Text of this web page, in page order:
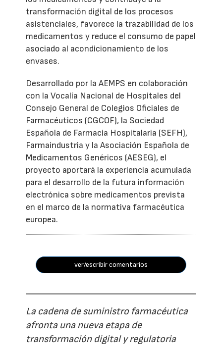
transformación digital de los procesos
asistenciales, favorece la trazabilidad de los
medicamentos y reduce el consumo de papel
asociado al acondicionamiento de los
envases.
Desarrollado por la AEMPS en colaboración
con la Vocalía Nacional de Hospitales del
Consejo General de Colegios Oficiales de
Farmacéuticos (CGCOF), la Sociedad
Española de Farmacia Hospitalaria (SEFH),
Farmaindustria y la Asociación Española de
Medicamentos Genéricos (AESEG), el
proyecto aportará la experiencia acumulada
para el desarrollo de la futura información
electrónica sobre medicamentos prevista
en el marco de la normativa farmacéutica
europea.
ver/escribir comentarios
La cadena de suministro farmacéutica
afronta una nueva etapa de
transformación digital y regulatoria